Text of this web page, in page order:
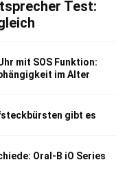
Test:
mit SOS Funktion:
im Alter
gibt es
Oral-B iO Series